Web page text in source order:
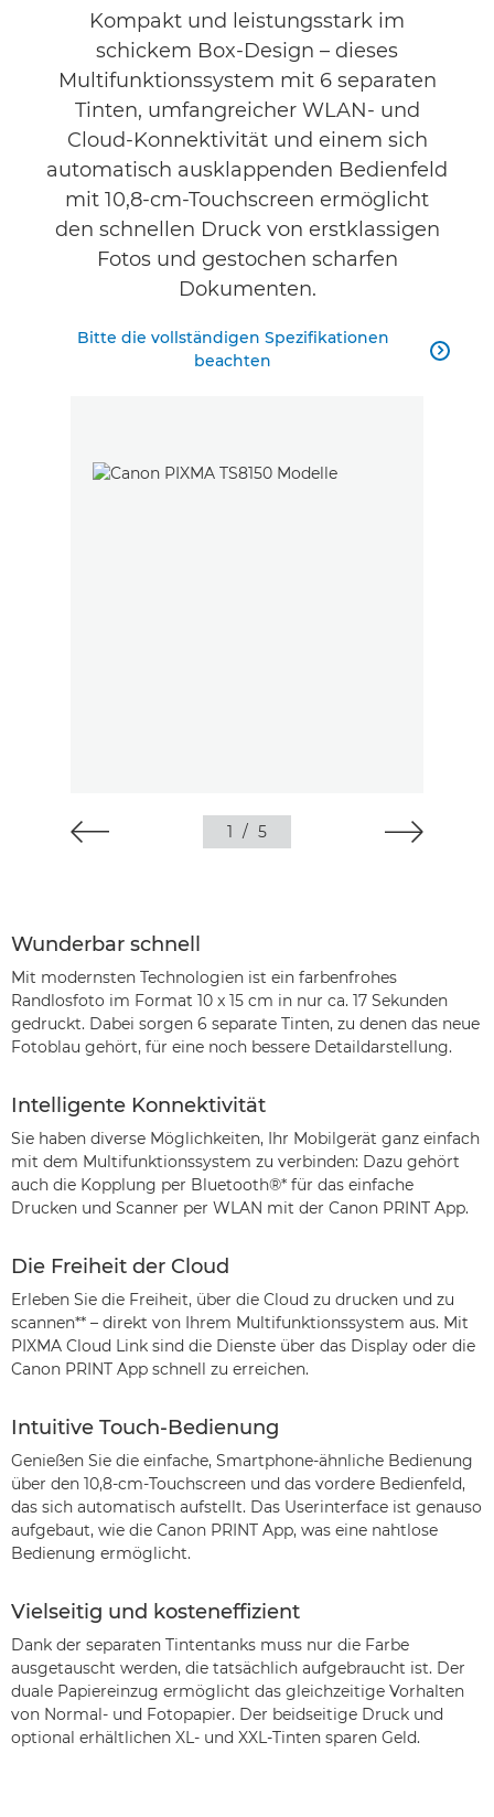
Kompakt und leistungsstark im
schickem Box-Design – dieses
Multifunktionssystem mit 6 separaten
Tinten, umfangreicher WLAN- und
Cloud-Konnektivität und einem sich
automatisch ausklappenden Bedienfeld
mit 10,8-cm-Touchscreen ermöglicht
den schnellen Druck von erstklassigen
Fotos und gestochen scharfen
Dokumenten.
Bitte die vollständigen Spezifikationen
beachten

1 / 5
Wunderbar schnell
Mit modernsten Technologien ist ein farbenfrohes
Randlosfoto im Format 10 x 15 cm in nur ca. 17 Sekunden
gedruckt. Dabei sorgen 6 separate Tinten, zu denen das neue
Fotoblau gehört, für eine noch bessere Detaildarstellung.
Intelligente Konnektivität
Sie haben diverse Möglichkeiten, Ihr Mobilgerät ganz einfach
mit dem Multifunktionssystem zu verbinden: Dazu gehört
auch die Kopplung per Bluetooth®* für das einfache
Drucken und Scanner per WLAN mit der Canon PRINT App.
Die Freiheit der Cloud
Erleben Sie die Freiheit, über die Cloud zu drucken und zu
scannen** – direkt von Ihrem Multifunktionssystem aus. Mit
PIXMA Cloud Link sind die Dienste über das Display oder die
Canon PRINT App schnell zu erreichen.
Intuitive Touch-Bedienung
Genießen Sie die einfache, Smartphone-ähnliche Bedienung
über den 10,8-cm-Touchscreen und das vordere Bedienfeld,
das sich automatisch aufstellt. Das Userinterface ist genauso
aufgebaut, wie die Canon PRINT App, was eine nahtlose
Bedienung ermöglicht.
Vielseitig und kosteneffizient
Dank der separaten Tintentanks muss nur die Farbe
ausgetauscht werden, die tatsächlich aufgebraucht ist. Der
duale Papiereinzug ermöglicht das gleichzeitige Vorhalten
von Normal- und Fotopapier. Der beidseitige Druck und
optional erhältlichen XL- und XXL-Tinten sparen Geld.